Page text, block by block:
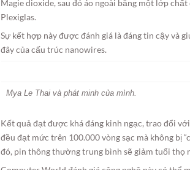
Magie dioxide, sau đó áo ngoài bằng một lớp
Plexiglas.
Sự kết hợp này được đánh giá là đáng tin cậy và
đây của cấu trúc nanowires.
Mya Le Thai và phát minh của mình.
Kết quả đạt được khá đáng kinh ngạc, trao đổi
đều đạt mức trên 100.000 vòng sạc mà không bị
đó, pin thông thường trung bình sẽ giảm tuổi thọ